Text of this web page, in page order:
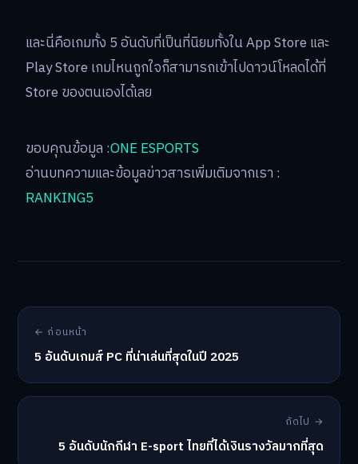
และนี่คือเกมทั้ง 5 อันดับที่เป็นที่นิยมทั้งใน App Store และ
Play Store เกมไหนถูกใจก็สามารถเข้าไปดาวน์โหลดได้ที่
Store ของตนเองได้เลย
ขอบคุณข้อมูล :ONE ESPORTS
อ่านบทความและข้อมูลข่าวสารเพิ่มเติมจากเรา :
RANKING5
← ก่อนหน้า
5 อันดับเกมส์ PC ที่น่าเล่นที่สุดในปี 2025
ถัดไป →
5 อันดับนักกีฬา E-sport ไทยที่ได้เงินรางวัลมากที่สุด